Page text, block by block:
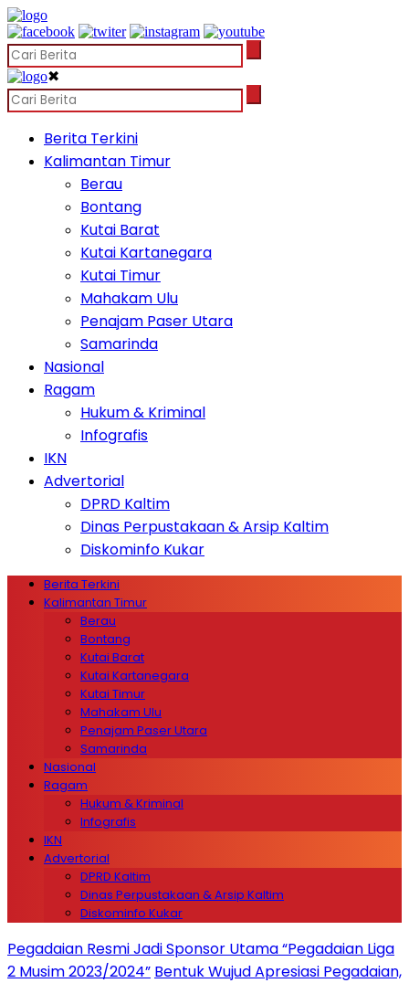
✖
Berita Terkini
Kalimantan Timur
Berau
Bontang
Kutai Barat
Kutai Kartanegara
Kutai Timur
Mahakam Ulu
Penajam Paser Utara
Samarinda
Nasional
Ragam
Hukum & Kriminal
Infografis
IKN
Advertorial
DPRD Kaltim
Dinas Perpustakaan & Arsip Kaltim
Diskominfo Kukar
Berita Terkini
Kalimantan Timur
Berau
Bontang
Kutai Barat
Kutai Kartanegara
Kutai Timur
Mahakam Ulu
Penajam Paser Utara
Samarinda
Nasional
Ragam
Hukum & Kriminal
Infografis
IKN
Advertorial
DPRD Kaltim
Dinas Perpustakaan & Arsip Kaltim
Diskominfo Kukar
Pegadaian Resmi Jadi Sponsor Utama “Pegadaian Liga
2 Musim 2023/2024” Bentuk Wujud Apresiasi Pegadaian,